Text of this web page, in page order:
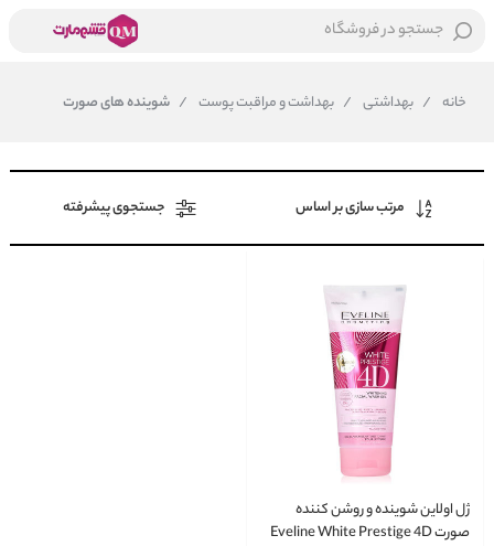
جستجو در فروشگاه
خانه / بهداشتی / بهداشت و مراقبت پوست / شوینده های صورت
مرتب سازی بر اساس جستجوی پیشرفته
ژل اولاین شوینده و روشن کننده
صورت Eveline White Prestige 4D